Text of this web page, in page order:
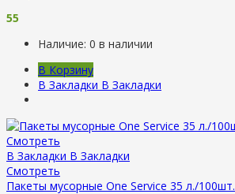
55
Наличие: 0 в наличии
В Корзину
В Закладки В Закладки
Смотреть
В Закладки В Закладки
Смотреть
Пакеты мусорные One Service 35 л./100шт.